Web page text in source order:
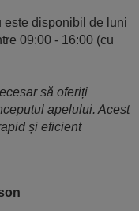
este disponibil de luni
09:00 - 16:00 (cu
să oferiți
apelului. Acest
și eficient